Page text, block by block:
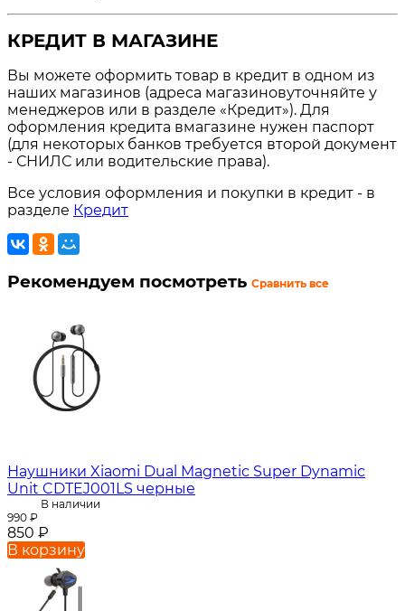
КРЕДИТ В МАГАЗИНЕ
Вы можете оформить товар в кредит в одном из
наших магазинов (адреса магазиновуточняйте у
менеджеров или в разделе «Кредит»). Для
оформления кредита вмагазине нужен паспорт
(для некоторых банков требуется второй документ
- СНИЛС или водительские права).
Все условия оформления и покупки в кредит - в
разделе Кредит
Рекомендуем посмотреть Сравнить все
Наушники Xiaomi Dual Magnetic Super Dynamic
Unit CDTEJ001LS черные
В наличии
990 ₽
850 ₽
В корзину